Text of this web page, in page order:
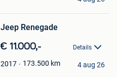
Jeep Renegade
€ 11.000,- Details
2017 173.500 km 4 aug 26